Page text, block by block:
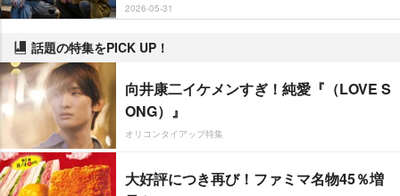
2026-05-31
話題の特集をPICK UP！
向井康二イケメンすぎ！純愛『（LOVE S
ONG）』
オリコンタイアップ特集
大好評につき再び！ファミマ名物45％増